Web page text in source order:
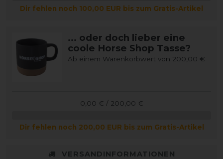
Dir fehlen noch 100,00 EUR bis zum Gratis-Artikel
... oder doch lieber eine
coole Horse Shop Tasse?
Ab einem Warenkorbwert von 200,00 €
0,00 € / 200,00 €
Dir fehlen noch 200,00 EUR bis zum Gratis-Artikel
VERSANDINFORMATIONEN